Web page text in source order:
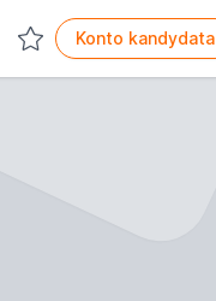
Konto kandydata